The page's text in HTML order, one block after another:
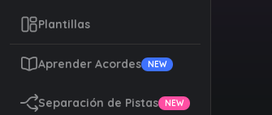
Plantillas
Aprender Acordes NEW
Separación de Pistas NEW